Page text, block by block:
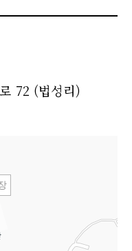
72 (법성리)